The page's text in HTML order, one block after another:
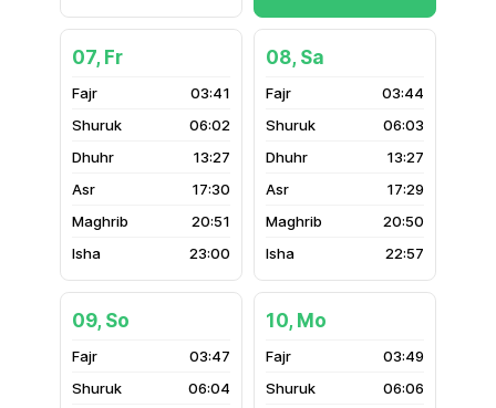
07, Fr
03:41
06:02
13:27
17:30
20:51
23:00
08, Sa
03:44
06:03
13:27
17:29
20:50
22:57
09, So
03:47
06:04
10, Mo
03:49
06:06